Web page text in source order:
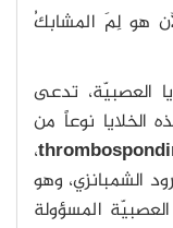
هو لِمَ المشابكُ
العصبيّة، تدعى
الخلايا نوعاً من
،
الشمبانزي، وهو
المسؤولة